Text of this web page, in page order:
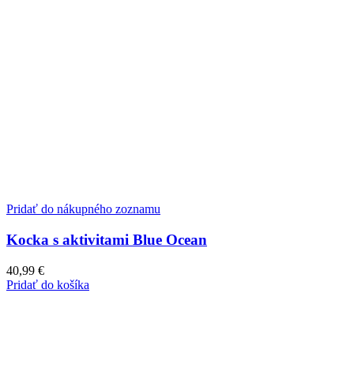
Pridať do nákupného zoznamu
Kocka s aktivitami Blue Ocean
40,99 €
Pridať do košíka